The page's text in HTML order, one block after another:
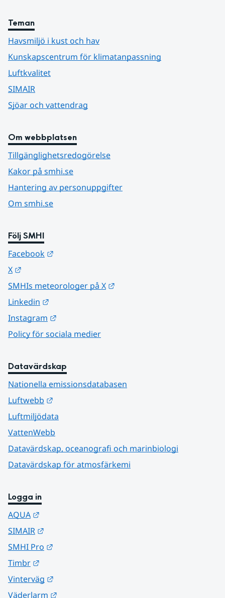
Teman
Havsmiljö i kust och hav
Kunskapscentrum för klimatanpassning
Luftkvalitet
SIMAIR
Sjöar och vattendrag
Om webbplatsen
Tillgänglighetsredogörelse
Kakor på smhi.se
Hantering av personuppgifter
Om smhi.se
Följ SMHI
Facebook
X
SMHIs meteorologer på X
Linkedin
Instagram
Policy för sociala medier
Datavärdskap
Nationella emissionsdatabasen
Luftwebb
Luftmiljödata
VattenWebb
Datavärdskap, oceanografi och marinbiologi
Datavärdskap för atmosfärkemi
Logga in
AQUA
SIMAIR
SMHI Pro
Timbr
Vinterväg
Väderlarm